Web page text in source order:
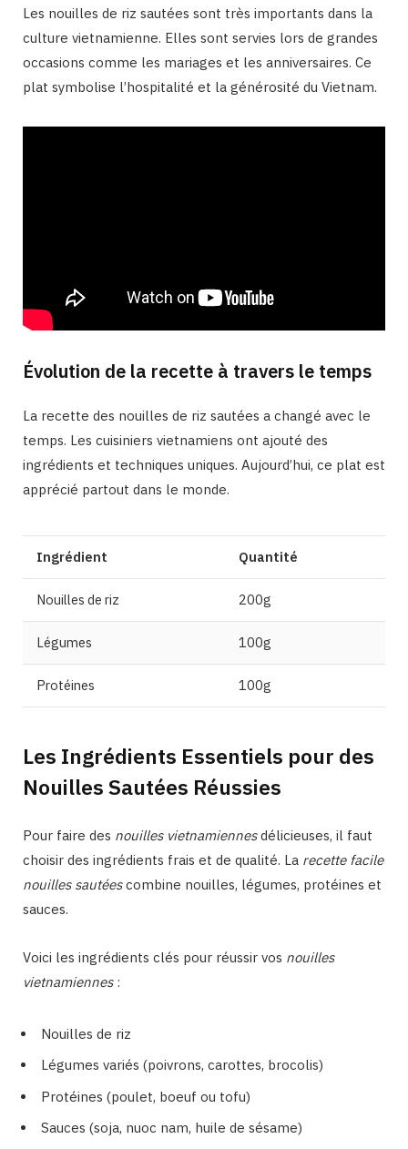
Les nouilles de riz sautées sont très importants dans la
culture vietnamienne. Elles sont servies lors de grandes
occasions comme les mariages et les anniversaires. Ce
plat symbolise l’hospitalité et la générosité du Vietnam.
Évolution de la recette à travers le temps
La recette des nouilles de riz sautées a changé avec le
temps. Les cuisiniers vietnamiens ont ajouté des
ingrédients et techniques uniques. Aujourd’hui, ce plat est
apprécié partout dans le monde.
Ingrédient Quantité
Nouilles de riz 200g
Légumes 100g
Protéines 100g
Les Ingrédients Essentiels pour des
Nouilles Sautées Réussies
Pour faire des nouilles vietnamiennesdélicieuses, il faut
choisir des ingrédients frais et de qualité. La recette facile
nouilles sautéescombine nouilles, légumes, protéines et
sauces.
Voici les ingrédients clés pour réussir vos nouilles
vietnamiennes:
Nouilles de riz
Légumes variés (poivrons, carottes, brocolis)
Protéines (poulet, boeuf ou tofu)
Sauces (soja, nuoc nam, huile de sésame)